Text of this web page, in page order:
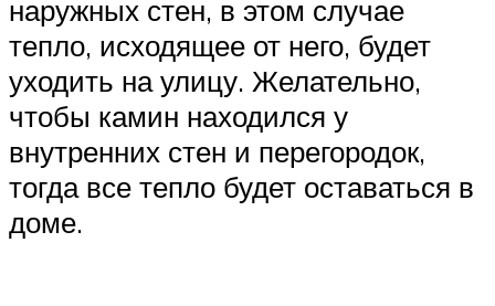
наружных стен, в этом случае
тепло, исходящее от него, будет
уходить на улицу. Желательно,
чтобы камин находился у
внутренних стен и перегородок,
тогда все тепло будет оставаться в
доме.